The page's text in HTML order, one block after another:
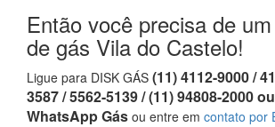
Então você precisa de
de gás Vila do Castelo!
Ligue para DISK GÁS (11) 4112-9000 /
3587 / 5562-5139 / (11) 94808-2000
WhatsApp Gás ou entre em contato por